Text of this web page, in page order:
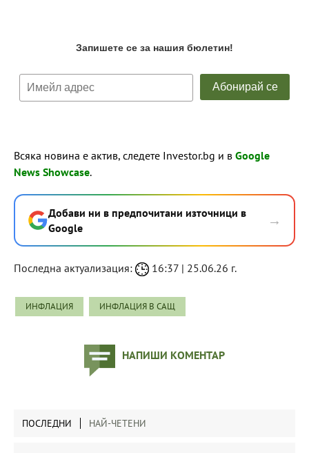
Всяка новина е актив, следете Investor.bg и в Google
News Showcase.
Добави ни в предпочитани източници в
Google
→
Последна актуализация: 16:37 | 25.06.26 г.
ИНФЛАЦИЯ ИНФЛАЦИЯ В САЩ
НАПИШИ КОМЕНТАР
ПОСЛЕДНИ НАЙ-ЧЕТЕНИ